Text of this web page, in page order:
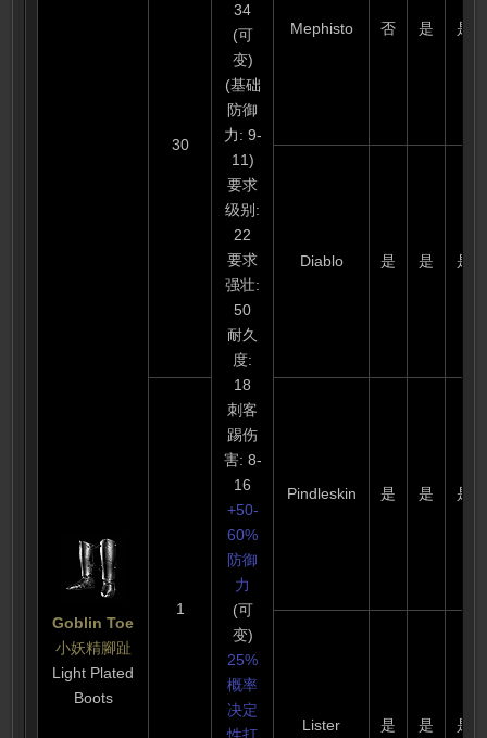
Goblin Toe
小妖精腳趾
Light Plated
Boots
30
34
(可
变)
(基础
防御
力: 9-
11)
要求
级别:
22
要求
强壮:
50
耐久
度:
18
刺客
踢伤
害: 8-
16
+50-
60%
防御
力
(可
变)
25%
概率
决定
Mephisto 否 是 是
Diablo 是 是 是
1
Pindleskin 是 是 是
Lister 是 是 是